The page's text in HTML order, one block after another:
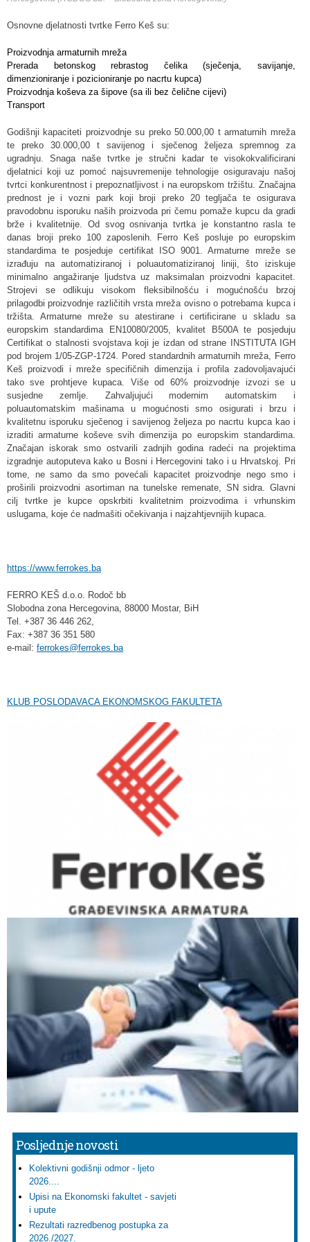
Osnovne djelatnosti tvrtke Ferro Keš su:
Proizvodnja armaturnih mreža
Prerada betonskog rebrastog čelika (sječenja, savijanje,
dimenzioniranje i pozicioniranje po nacrtu kupca)
Proizvodnja koševa za šipove (sa ili bez čelične cijevi)
Transport
Godišnji kapaciteti proizvodnje su preko 50.000,00 t armaturnih mreža
te preko 30.000,00 t savijenog i sječenog željeza spremnog za
ugradnju. Snaga naše tvrtke je stručni kadar te visokokvalificirani
djelatnici koji uz pomoć najsuvremenije tehnologije osiguravaju našoj
tvrtci konkurentnost i prepoznatljivost i na europskom tržištu. Značajna
prednost je i vozni park koji broji preko 20 tegljača te osigurava
pravodobnu isporuku naših proizvoda pri čemu pomaže kupcu da gradi
brže i kvalitetnije. Od svog osnivanja tvrtka je konstantno rasla te
danas broji preko 100 zaposlenih. Ferro Keš posluje po europskim
standardima te posjeduje certifikat ISO 9001. Armaturne mreže se
izrađuju na automatiziranoj i poluautomatiziranoj liniji, što iziskuje
minimalno angažiranje ljudstva uz maksimalan proizvodni kapacitet.
Strojevi se odlikuju visokom fleksibilnošću i mogućnošću brzoj
prilagodbi proizvodnje različitih vrsta mreža ovisno o potrebama kupca i
tržišta. Armaturne mreže su atestirane i certificirane u skladu sa
europskim standardima EN10080/2005, kvalitet B500A te posjeduju
Certifikat o stalnosti svojstava koji je izdan od strane INSTITUTA IGH
pod brojem 1/05-ZGP-1724. Pored standardnih armaturnih mreža, Ferro
Keš proizvodi i mreže specifičnih dimenzija i profila zadovoljavajući
tako sve prohtjeve kupaca. Više od 60% proizvodnje izvozi se u
susjedne zemlje. Zahvaljujući modernim automatskim i
poluautomatskim mašinama u mogućnosti smo osigurati i brzu i
kvalitetnu isporuku sječenog i savijenog željeza po nacrtu kupca kao i
izraditi armaturne koševe svih dimenzija po europskim standardima.
Značajan iskorak smo ostvarili zadnjih godina radeći na projektima
izgradnje autoputeva kako u Bosni i Hercegovini tako i u Hrvatskoj. Pri
tome, ne samo da smo povećali kapacitet proizvodnje nego smo i
proširili proizvodni asortiman na tunelske remenate, SN sidra. Glavni
cilj tvrtke je kupce opskrbiti kvalitetnim proizvodima i vrhunskim
uslugama, koje će nadmašiti očekivanja i najzahtjevnijih kupaca.
https://www.ferrokes.ba
FERRO KEŠ d.o.o. Rodoč bb
Slobodna zona Hercegovina, 88000 Mostar, BiH
Tel. +387 36 446 262,
Fax: +387 36 351 580
e-mail: ferrokes@ferrokes.ba
KLUB POSLODAVACA EKONOMSKOG FAKULTETA
Posljednje novosti
Kolektivni godišnji odmor - ljeto
2026....
Upisi na Ekonomski fakultet - savjeti
i upute
Rezultati razredbenog postupka za
2026./2027.